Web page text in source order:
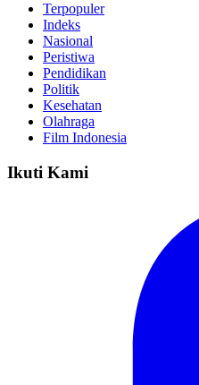
Terpopuler
Indeks
Nasional
Peristiwa
Pendidikan
Politik
Kesehatan
Olahraga
Film Indonesia
Ikuti Kami